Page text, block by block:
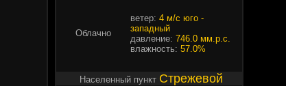
Облачно
ветер: 4 м/с юго -
западный
давление: 746.0 мм.р.с.
влажность: 57.0%
Населенный пункт Стрежевой